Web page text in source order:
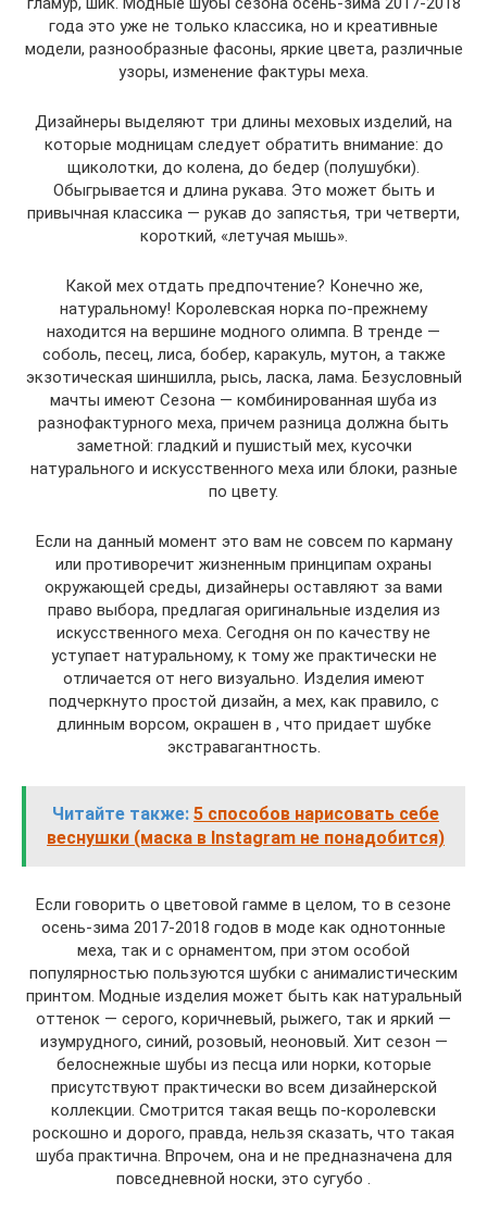
года это уже не только классика, но и креативные
модели, разнообразные фасоны, яркие цвета, различные
узоры, изменение фактуры меха.
Дизайнеры выделяют три длины меховых изделий, на
которые модницам следует обратить внимание: до
щиколотки, до колена, до бедер (полушубки).
Обыгрывается и длина рукава. Это может быть и
привычная классика — рукав до запястья, три четверти,
короткий, «летучая мышь».
Какой мех отдать предпочтение? Конечно же,
натуральному! Королевская норка по-прежнему
находится на вершине модного олимпа. В тренде —
соболь, песец, лиса, бобер, каракуль, мутон, а также
экзотическая шиншилла, рысь, ласка, лама. Безусловный
мачты имеют Сезона — комбинированная шуба из
разнофактурного меха, причем разница должна быть
заметной: гладкий и пушистый мех, кусочки
натурального и искусственного меха или блоки, разные
по цвету.
Если на данный момент это вам не совсем по карману
или противоречит жизненным принципам охраны
окружающей среды, дизайнеры оставляют за вами
право выбора, предлагая оригинальные изделия из
искусственного меха. Сегодня он по качеству не
уступает натуральному, к тому же практически не
отличается от него визуально. Изделия имеют
подчеркнуто простой дизайн, а мех, как правило, с
длинным ворсом, окрашен в , что придает шубке
экстравагантность.
Читайте также: 5 способов нарисовать себе
веснушки (маска в Instagram не понадобится)
Если говорить о цветовой гамме в целом, то в сезоне
осень-зима 2017-2018 годов в моде как однотонные
меха, так и с орнаментом, при этом особой
популярностью пользуются шубки с анималистическим
принтом. Модные изделия может быть как натуральный
оттенок — серого, коричневый, рыжего, так и яркий —
изумрудного, синий, розовый, неоновый. Хит сезон —
белоснежные шубы из песца или норки, которые
присутствуют практически во всем дизайнерской
коллекции. Смотрится такая вещь по-королевски
роскошно и дорого, правда, нельзя сказать, что такая
шуба практична. Впрочем, она и не предназначена для
повседневной носки, это сугубо .